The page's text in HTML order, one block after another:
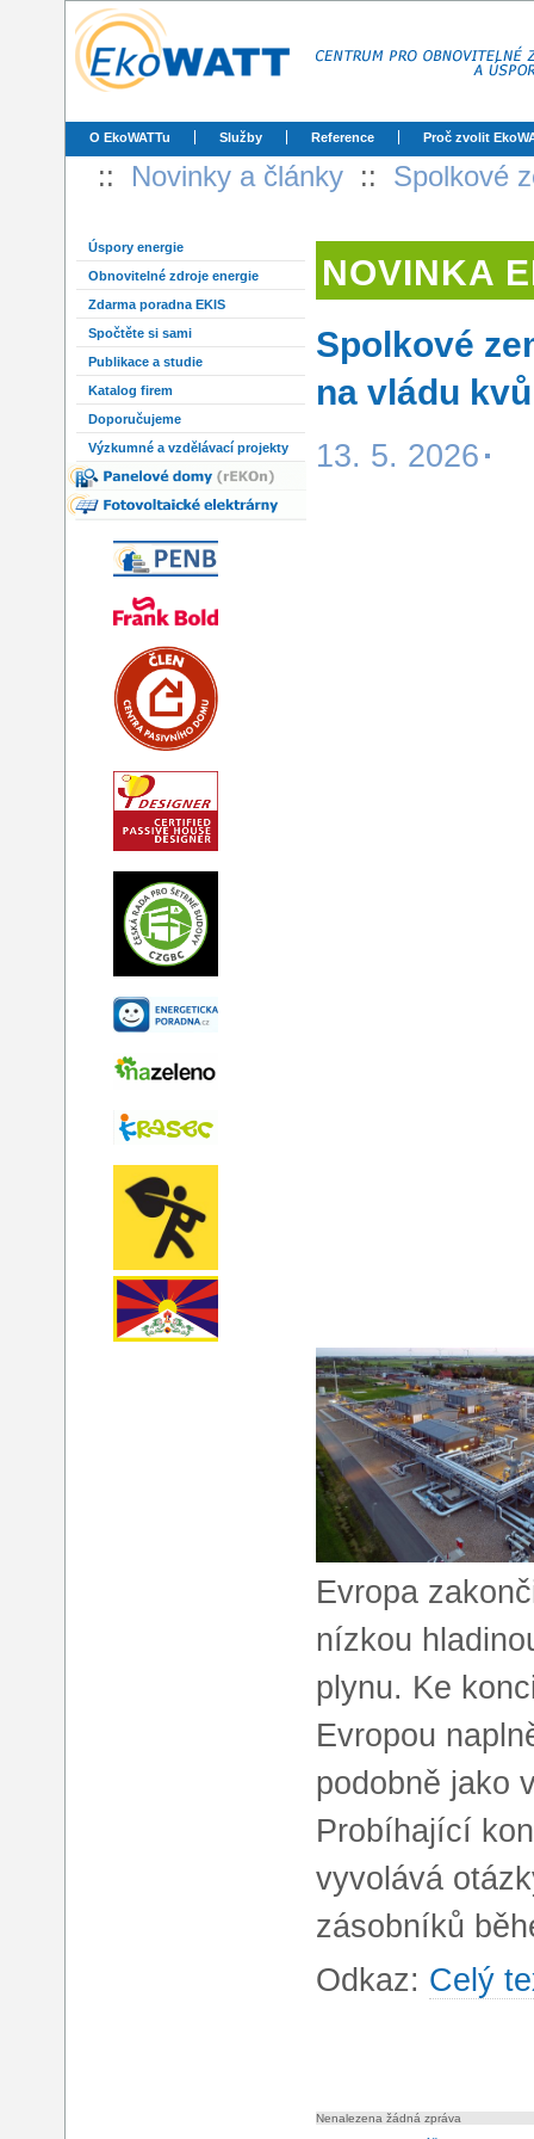
O EkoWATTu Služby Reference Proč zvolit
:: Novinky a články :: Spolkové
Úspory energie
Obnovitelné zdroje energie
Zdarma poradna EKIS
Spočtěte si sami
Publikace a studie
Katalog firem
Doporučujeme
Výzkumné a vzdělávací projekty
NOVINKA
Spolkové
na vládu
13. 5. 2026
Evropa
nízkou
plynu. Ke
Evropou
podobně jako
Probíhající
vyvolává
zásobníků
Odkaz: Celý
Nenalezena žádná zpráva